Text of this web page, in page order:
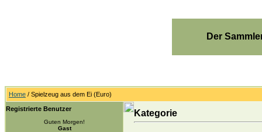
Der
Home / Spielzeug aus dem Ei (Euro)
Registrierte Benutzer
Guten Morgen!
Gast
Kategorie